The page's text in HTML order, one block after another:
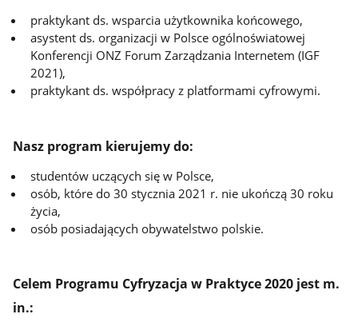
praktykant ds. wsparcia użytkownika końcowego,
asystent ds. organizacji w Polsce ogólnoświatowej
Konferencji ONZ Forum Zarządzania Internetem (IGF
2021),
praktykant ds. współpracy z platformami cyfrowymi.
Nasz program kierujemy do:
studentów uczących się w Polsce,
osób, które do 30 stycznia 2021 r. nie ukończą 30 roku
życia,
osób posiadających obywatelstwo polskie.
Celem Programu Cyfryzacja w Praktyce 2020 jest m.
in.: